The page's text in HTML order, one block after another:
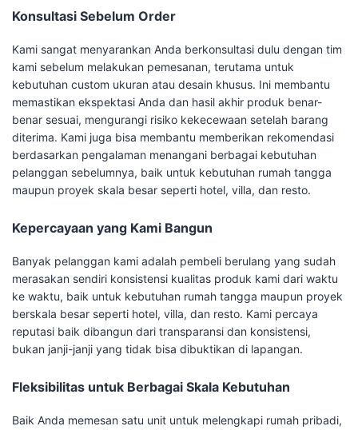
Konsultasi Sebelum Order
Kami sangat menyarankan Anda berkonsultasi dulu dengan tim
kami sebelum melakukan pemesanan, terutama untuk
kebutuhan custom ukuran atau desain khusus. Ini membantu
memastikan ekspektasi Anda dan hasil akhir produk benar-
benar sesuai, mengurangi risiko kekecewaan setelah barang
diterima. Kami juga bisa membantu memberikan rekomendasi
berdasarkan pengalaman menangani berbagai kebutuhan
pelanggan sebelumnya, baik untuk kebutuhan rumah tangga
maupun proyek skala besar seperti hotel, villa, dan resto.
Kepercayaan yang Kami Bangun
Banyak pelanggan kami adalah pembeli berulang yang sudah
merasakan sendiri konsistensi kualitas produk kami dari waktu
ke waktu, baik untuk kebutuhan rumah tangga maupun proyek
berskala besar seperti hotel, villa, dan resto. Kami percaya
reputasi baik dibangun dari transparansi dan konsistensi,
bukan janji-janji yang tidak bisa dibuktikan di lapangan.
Fleksibilitas untuk Berbagai Skala Kebutuhan
Baik Anda memesan satu unit untuk melengkapi rumah pribadi,